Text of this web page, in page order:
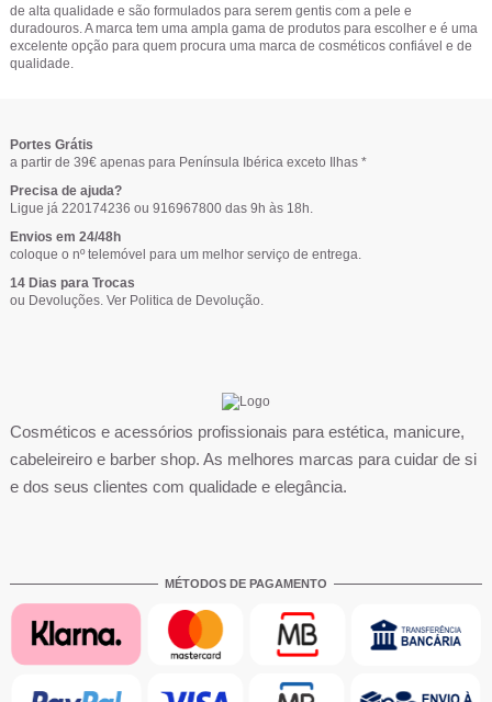
de alta qualidade e são formulados para serem gentis com a pele e
duradouros. A marca tem uma ampla gama de produtos para escolher e é uma
excelente opção para quem procura uma marca de cosméticos confiável e de
qualidade.
Portes Grátis
a partir de 39€ apenas para Península Ibérica exceto Ilhas *
Precisa de ajuda?
Ligue já 220174236 ou 916967800 das 9h às 18h.
Envios em 24/48h
coloque o nº telemóvel para um melhor serviço de entrega.
14 Dias para Trocas
ou Devoluções. Ver Politica de Devolução
Cosméticos e acessórios profissionais para estética, manicure,
cabeleireiro e barber shop. As melhores marcas para cuidar de si
e dos seus clientes com qualidade e elegância.
MÉTODOS DE PAGAMENTO